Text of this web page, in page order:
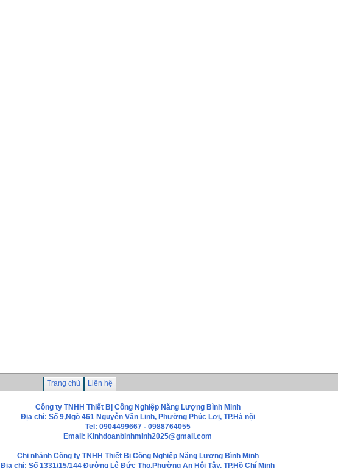
Trang chủ Liên hệ
Công ty TNHH Thiết Bị Công Nghiệp Năng Lượng Bình Minh
Địa chỉ: Số 9,Ngõ 461 Nguyễn Văn Linh, Phường Phúc Lơị, TP.Hà nội
Tel: 0904499667 - 0988764055
Email: Kinhdoanbinhminh2025@gmail.com
============================
Chi nhánh Công ty TNHH Thiết Bị Công Nghiệp Năng Lượng Bình Minh
Địa chỉ: Số 1331/15/144 Đường Lê Đức Thọ,Phường An Hội Tây, TP.Hồ Chí Minh